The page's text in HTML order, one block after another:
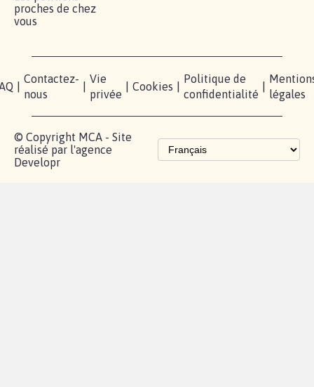
proches de chez
vous
Contactez-
nous
Vie
privée
Cookies
Politique de
confidentialité
légales
© Copyright MCA - Site
réalisé par l'agence
Developr